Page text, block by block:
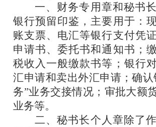
一、财务专用章和秘书
银行预留印鉴，主要用于：
账支票、电汇等银行支付凭
申请书、委托书和通知书；
税收入一般缴款书等；银行
汇申请和卖出外汇申请；确认
务”业务交接情况；审批大额
业务等。
二、秘书长个人章除了